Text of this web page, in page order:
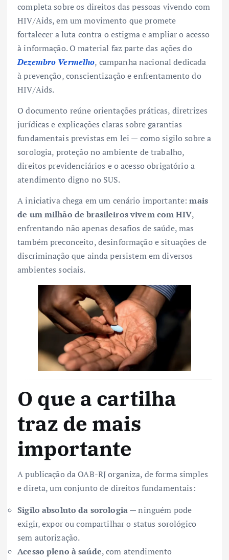
completa sobre os direitos das pessoas vivendo com
HIV/Aids, em um movimento que promete
fortalecer a luta contra o estigma e ampliar o acesso
à informação. O material faz parte das ações do
Dezembro Vermelho, campanha nacional dedicada
à prevenção, conscientização e enfrentamento do
HIV/Aids.
O documento reúne orientações práticas, diretrizes
jurídicas e explicações claras sobre garantias
fundamentais previstas em lei — como sigilo sobre a
sorologia, proteção no ambiente de trabalho,
direitos previdenciários e o acesso obrigatório a
atendimento digno no SUS.
A iniciativa chega em um cenário importante:mais
de um milhão de brasileiros vivem com HIV,
enfrentando não apenas desafios de saúde, mas
também preconceito, desinformação e situações de
discriminação que ainda persistem em diversos
ambientes sociais.
O que a cartilha
traz de mais
importante
A publicação da OAB-RJ organiza, de forma simples
e direta, um conjunto de direitos fundamentais:
Sigilo absoluto da sorologia— ninguém pode
exigir, expor ou compartilhar o status sorológico
sem autorização.
Acesso pleno à saúde, com atendimento